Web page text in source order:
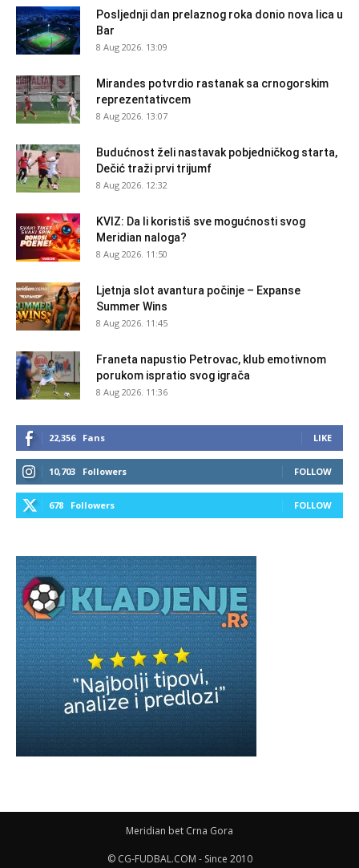
Posljednji dan prelaznog roka donio nova lica u
Bar
8 Aug 2026. 13:09
Mirandes potvrdio rastanak sa crnogorskim
reprezentativcem
8 Aug 2026. 13:07
Budućnost želi nastavak pobjedničkog starta,
Dečić traži prvi trijumf
8 Aug 2026. 12:32
KVIZ: Da li koristiš sve mogućnosti svog
Meridian naloga?
8 Aug 2026. 11:50
Ljetnja slot avantura počinje – Expanse
Summer Wins
8 Aug 2026. 11:45
Franeta napustio Petrovac, klub emotivnom
porukom ispratio svog igrača
8 Aug 2026. 11:36
22,356 Fans LIKE
10,703 Followers FOLLOW
678 Followers FOLLOW
Meridian bet Crna Gora
© CG-FUDBAL.COM - Since 2010